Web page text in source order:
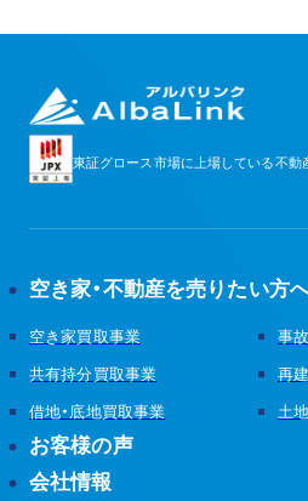
東証グロース市場に上場している不動
空き家・不動産を売りたい方
空き家買取事業 事
共有持分買取事業 再
借地・底地買取事業 土
お客様の声
会社情報